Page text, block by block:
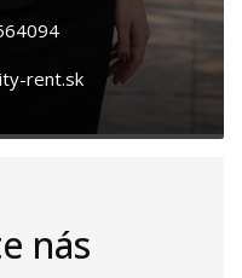
rent.sk
nás